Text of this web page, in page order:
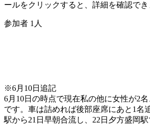
ールをクリックすると、詳細を確認でき
参加者 1 人
※6月10日追記
6月10日の時点で現在私の他に女性が2
です。車は詰めれば後部座席にあと1名
駅から21日早朝合流し、22日夕方盛岡